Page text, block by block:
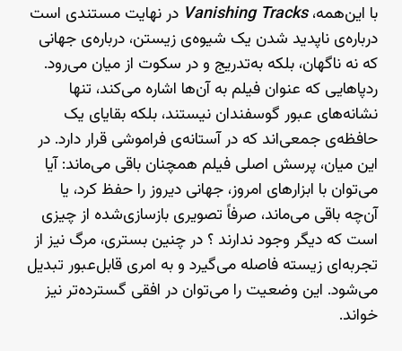
با این‌همه،Vanishing Tracks در نهایت مستندی است
درباره‌ی ناپدید شدن یک شیوه‌ی زیستن، درباره‌ی جهانی
که نه ناگهان، بلکه به‌تدریج و در سکوت از میان می‌رود.
ردپاهایی که عنوان فیلم به آن‌ها اشاره می‌کند، تنها
نشانه‌های عبور گوسفندان نیستند، بلکه بقایای یک
حافظه‌ی جمعی‌اند که در آستانه‌ی فراموشی قرار دارد. در
این میان، پرسش اصلی فیلم همچنان باقی می‌ماند: آیا
می‌توان با ابزارهای امروز، جهانی دیروز را حفظ کرد، یا
آن‌چه باقی می‌ماند، صرفاً تصویری بازسازی‌شده از چیزی
است که دیگر وجود ندارند ؟ در چنین بستری، مرگ نیز از
تجربه‌ای زیسته فاصله می‌گیرد و به امری قابل‌عبور تبدیل
می‌شود. این وضعیت را می‌توان در افقی گسترده‌تر نیز
خواند.